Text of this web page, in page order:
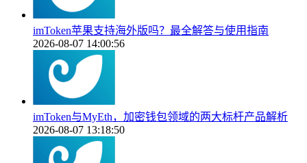
imToken苹果支持海外版吗？最全解答与使用指南
2026-08-07 14:00:56
imToken与MyEth，加密钱包领域的两大标杆产品解析
2026-08-07 13:18:50